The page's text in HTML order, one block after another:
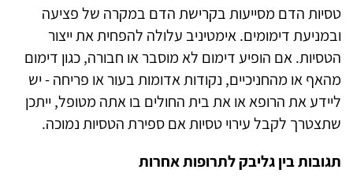
טסיות הדם מסייעות בקרישת הדם במקרה של פציעה
ובמניעת דימומים. אימטיניב עלולה להפחית את ייצור
הטסיות. אם הופיע דימום לא מוסבר או חבורה, כגון דימום
מהאף או מהחניכיים, נקודות אדומות בעור או פריחה - יש
ליידע את הרופא או את בית החולים בו אתה מטופל, ייתכן
שתצטרך לקבל עירוי טסיות אם ספירת הטסיות נמוכה.
תגובות בין גליבק לתרופות אחרות